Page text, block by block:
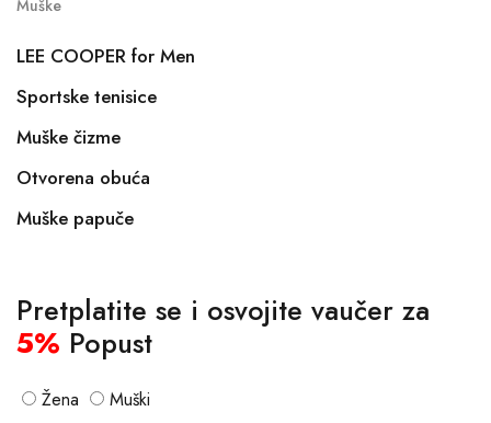
Muške
LEE COOPER for Men
Sportske tenisice
Muške čizme
Otvorena obuća
Muške papuče
Pretplatite se i osvojite vaučer za
5% Popust
Žena Muški